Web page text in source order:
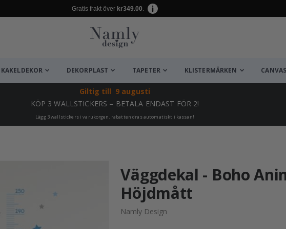
Gratis frakt över kr349.00.
KAKELDEKOR DEKORPLAST TAPETER KLISTERMÄRKEN
Giltig till 9 augusti
KÖP 3 WALLSTICKERS – BETALA ENDAST FÖR 2!
Lägg 3 wallstickers i varukorgen, rabatten dras automatiskt i kassan!
Väggdekal - Boho
Höjdmått
Namly Design